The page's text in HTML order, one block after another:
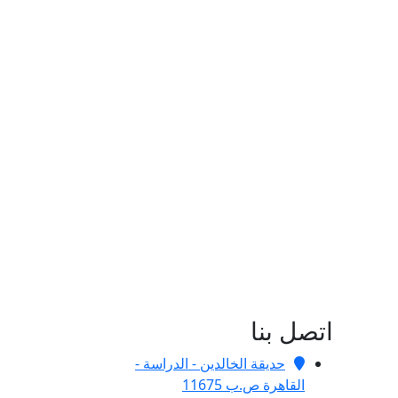
اتصل بنا
حديقة الخالدين - الدراسة -
القاهرة ص.ب 11675